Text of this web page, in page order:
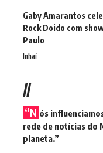
Gaby Amarantos
Rock Doido com
Paulo
Inhaí
//
“N ós
rede de notícias do
planeta.”